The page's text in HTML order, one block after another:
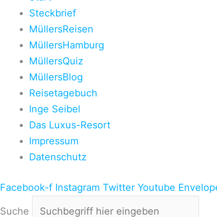
Steckbrief
MüllersReisen
MüllersHamburg
MüllersQuiz
MüllersBlog
Reisetagebuch
Inge Seibel
Das Luxus-Resort
Impressum
Datenschutz
Facebook-f Instagram Twitter Youtube
Suche